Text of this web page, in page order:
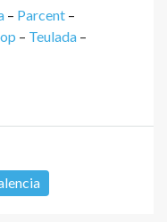
– Parcent –
– Teulada –